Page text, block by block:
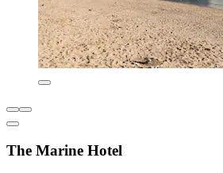
The Marine Hotel